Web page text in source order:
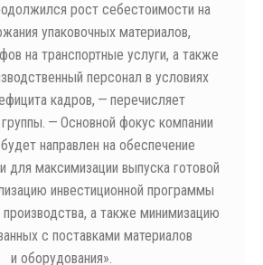
рост себестоимости на
упаковочных материалов,
на транспортные услуги, а также
персонал в условиях
кадров, — перечисляет
— Основной фокус компании
направлен на обеспечение
для максимизации выпуска готовой
инвестиционной программы
а также минимизацию
с поставками материалов
и оборудования».